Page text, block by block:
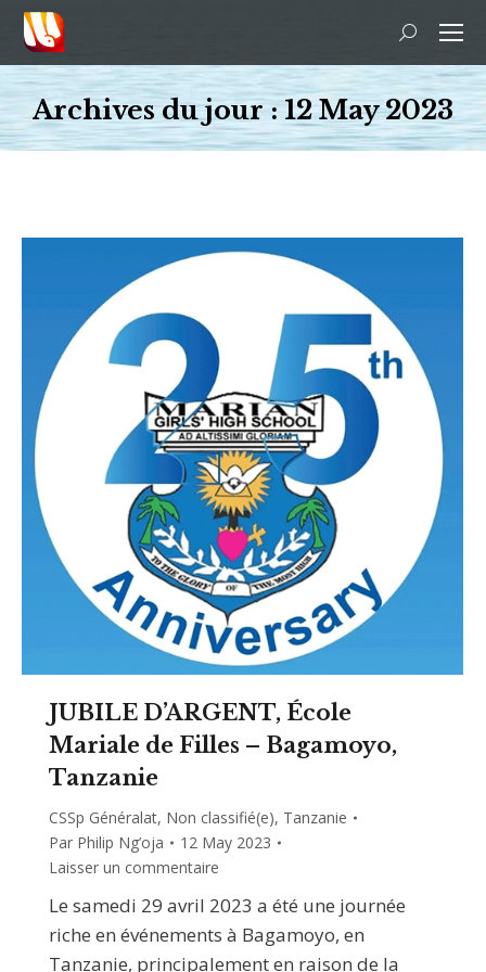
Recherche
:
Archives du jour : 12 May 2023
Vous êtes ici :
JUBILE D’ARGENT, École
Mariale de Filles – Bagamoyo,
Tanzanie
CSSp Généralat, Non classifié(e), Tanzanie
Par Philip Ng’oja
12 May 2023
Laisser un commentaire
Le samedi 29 avril 2023 a été une journée
riche en événements à Bagamoyo, en
Tanzanie, principalement en raison de la